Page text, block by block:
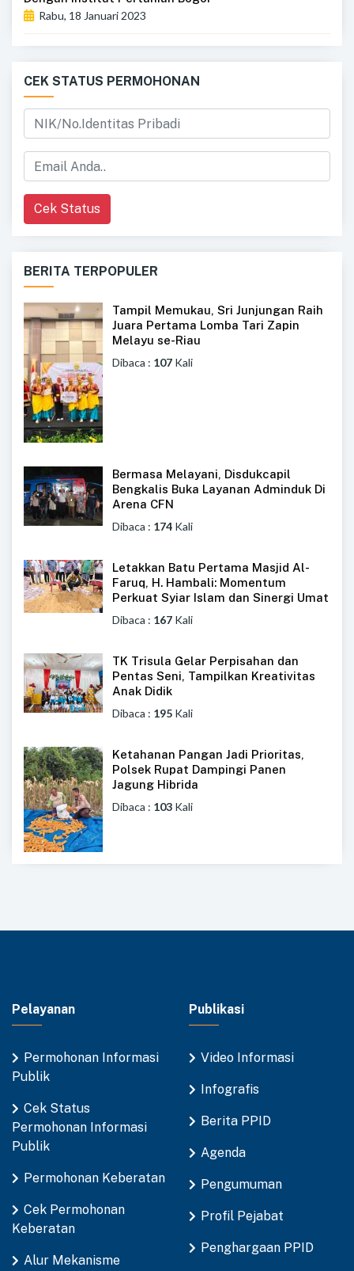
Rabu, 18 Januari 2023
CEK STATUS PERMOHONAN
Cek Status
BERITA TERPOPULER
Tampil Memukau, Sri Junjungan Raih
Juara Pertama Lomba Tari Zapin
Melayu se-Riau
Dibaca : 107 Kali
Bermasa Melayani, Disdukcapil
Bengkalis Buka Layanan Adminduk Di
Arena CFN
Dibaca : 174 Kali
Letakkan Batu Pertama Masjid Al-
Faruq, H. Hambali: Momentum
Perkuat Syiar Islam dan Sinergi Umat
Dibaca : 167 Kali
TK Trisula Gelar Perpisahan dan
Pentas Seni, Tampilkan Kreativitas
Anak Didik
Dibaca : 195 Kali
Ketahanan Pangan Jadi Prioritas,
Polsek Rupat Dampingi Panen
Jagung Hibrida
Dibaca : 103 Kali
Pelayanan
Permohonan Informasi
Publik
Cek Status
Permohonan Informasi
Publik
Permohonan Keberatan
Cek Permohonan
Keberatan
Alur Mekanisme
Publikasi
Video Informasi
Infografis
Berita PPID
Agenda
Pengumuman
Profil Pejabat
Penghargaan PPID